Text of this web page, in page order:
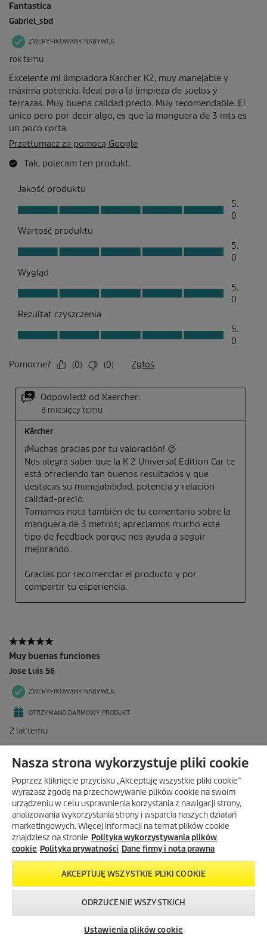
sklepie
internetowym
Nasza strona wykorzystuje pliki cookie
Poprzez kliknięcie przycisku „Akceptuję wszystkie pliki cookie”
wyrażasz zgodę na przechowywanie plików cookie na swoim
urządzeniu w celu usprawnienia korzystania z nawigacji strony,
analizowania wykorzystania strony i wsparcia naszych działań
marketingowych. Więcej informacji na temat plików cookie
znajdziesz na stronie Polityka wykorzystywania plików
cookie Polityka prywatności Dane firmy i nota prawna
AKCEPTUJĘ WSZYSTKIE PLIKI COOKIE
ODRZUCENIE WSZYSTKICH
Ustawienia plików cookie